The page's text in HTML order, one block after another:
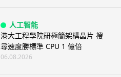
人工智能
港大工程學院研極簡架構晶片 搜
尋速度勝標準 CPU 1 億倍
06.08.2026